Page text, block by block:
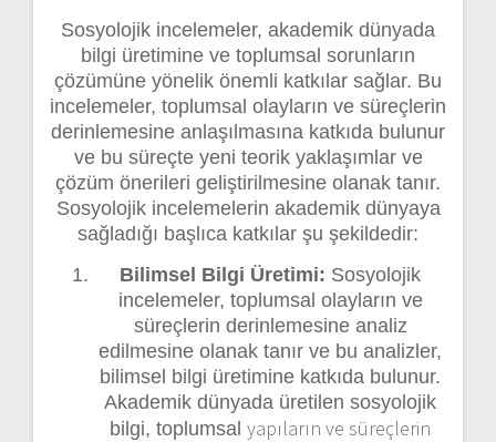
Sosyolojik incelemeler, akademik dünyada
bilgi üretimine ve toplumsal sorunların
çözümüne yönelik önemli katkılar sağlar. Bu
incelemeler, toplumsal olayların ve süreçlerin
derinlemesine anlaşılmasına katkıda bulunur
ve bu süreçte yeni teorik yaklaşımlar ve
çözüm önerileri geliştirilmesine olanak tanır.
Sosyolojik incelemelerin akademik dünyaya
sağladığı başlıca katkılar şu şekildedir:
Bilimsel Bilgi Üretimi: Sosyolojik
incelemeler, toplumsal olayların ve
süreçlerin derinlemesine analiz
edilmesine olanak tanır ve bu analizler,
bilimsel bilgi üretimine katkıda bulunur.
Akademik dünyada üretilen sosyolojik
bilgi, toplumsal yapıların ve süreçlerin